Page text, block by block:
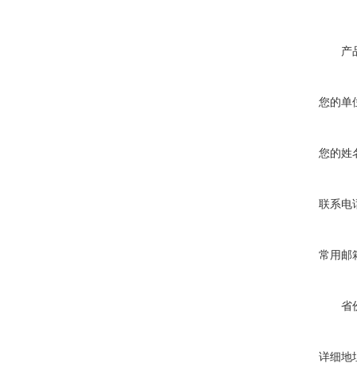
产
您的单
您的姓
联系电
常用邮
省
详细地